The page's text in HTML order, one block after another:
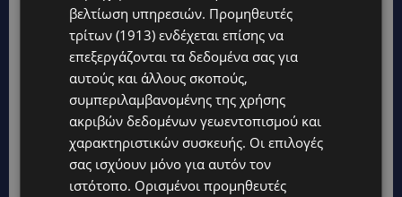
Topics
UPDATES
ΚΙΤΡΙΝΗ ΠΡΟΕΙΔΟΠΟΙΗΣΗ: Έτοιμοι για παραλία – Στους 40°C
και σήμερα η Κύπρος-Πότε θα τεθεί σε ισχύ
βελτίωση υπηρεσιών. Προμηθευτές
τρίτων (1913) ενδέχεται επίσης να
επεξεργάζονται τα δεδομένα σας για
αυτούς και άλλους σκοπούς,
συμπεριλαμβανομένης της χρήσης
ακριβών δεδομένων γεωεντοπισμού και
χαρακτηριστικών συσκευής. Οι επιλογές
σας ισχύουν μόνο για αυτόν τον
ιστότοπο. Ορισμένοι προμηθευτές